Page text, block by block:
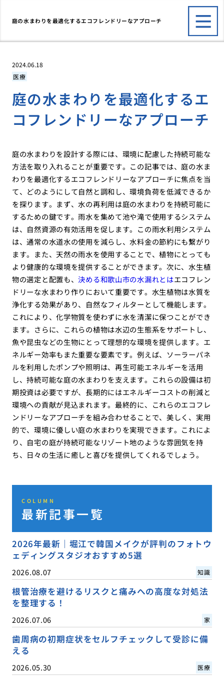
庭の水まわりを最適化するエコフレンドリーなアプローチ
2024.06.18
医療
庭の水まわりを最適化するエ
コフレンドリーなアプローチ
庭の水まわりを設計する際には、環境に配慮した持続可能な
方法を取り入れることが重要です。この記事では、庭の水ま
わりを最適化するエコフレンドリーなアプローチに焦点を当
て、どのようにして自然と調和し、環境負荷を低減できるか
を探ります。まず、水の再利用は庭の水まわりを持続可能に
するための鍵です。雨水を集めて池や滝で使用するシステム
は、自然資源の有効活用を促します。この雨水利用システム
は、通常の水道水の使用を減らし、水料金の節約にも繋がり
ます。また、天然の雨水を使用することで、植物にとっても
より健康的な環境を提供することができます。次に、水生植
物の選定と配置も、決める和歌山市の水漏れとはエコフレン
ドリーな水まわり作りにおいて重要です。水生植物は水質を
浄化する効果があり、自然なフィルターとして機能します。
これにより、化学物質を使わずに水を清潔に保つことができ
ます。さらに、これらの植物は水辺の生態系をサポートし、
魚や昆虫などの生物にとって理想的な環境を提供します。エ
ネルギー効率もまた重要な要素です。例えば、ソーラーパネ
ルを利用したポンプや照明は、再生可能エネルギーを活用
し、持続可能な庭の水まわりを支えます。これらの設備は初
期投資は必要ですが、長期的にはエネルギーコストの削減と
環境への貢献が見込まれます。最終的に、これらのエコフレ
ンドリーなアプローチを組み合わせることで、美しく、実用
的で、環境に優しい庭の水まわりを実現できます。これによ
り、自宅の庭が持続可能なリゾート地のような雰囲気を持
ち、日々の生活に癒しと喜びを提供してくれるでしょう。
COLUMN
最新記事一覧
2026年最新｜堀江で韓国メイクが評判のフォトウ
ェディングスタジオおすすめ5選
2026.08.07 知識
根管治療を避けるリスクと痛みへの高度な対処法
を整理する！
2026.07.06 家
歯周病の初期症状をセルフチェックして受診に備
える
2026.05.30 医療